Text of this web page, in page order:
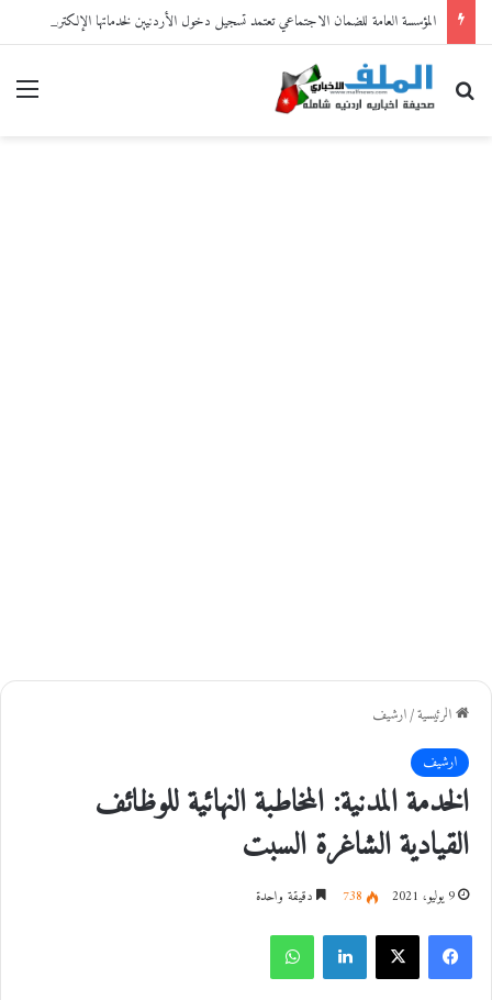
المؤسسة العامة للضمان الاجتماعي تعتمد تسجيل دخول الأردنيين لخدماتها الإلكترونية من خلال “سند”
بحث عن
الرئيسية/ارشيف
ارشيف
الخدمة المدنية: المخاطبة النهائية للوظائف
القيادية الشاغرة السبت
9 يوليو، 2021 738 دقيقة واحدة
فيسبوك